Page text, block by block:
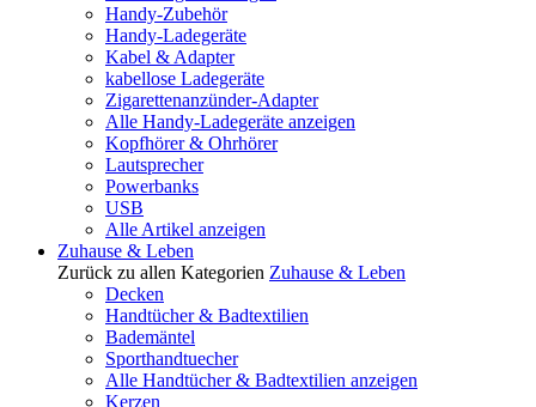
Handy-Zubehör
Handy-Ladegeräte
Kabel & Adapter
kabellose Ladegeräte
Zigarettenanzünder-Adapter
Alle Handy-Ladegeräte anzeigen
Kopfhörer & Ohrhörer
Lautsprecher
Powerbanks
USB
Alle Artikel anzeigen
Zuhause & Leben
Zurück zu allen Kategorien Zuhause & Leben
Decken
Handtücher & Badtextilien
Bademäntel
Sporthandtuecher
Alle Handtücher & Badtextilien anzeigen
Kerzen